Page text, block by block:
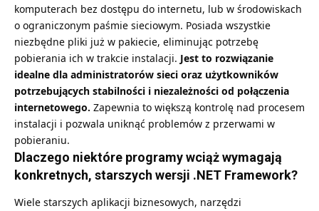
komputerach bez dostępu do internetu, lub w środowiskach
o ograniczonym paśmie sieciowym. Posiada wszystkie
niezbędne pliki już w pakiecie, eliminując potrzebę
pobierania ich w trakcie instalacji. Jest to rozwiązanie
idealne dla administratorów sieci oraz użytkowników
potrzebujących stabilności i niezależności od połączenia
internetowego. Zapewnia to większą kontrolę nad procesem
instalacji i pozwala uniknąć problemów z przerwami w
pobieraniu.
Dlaczego niektóre programy wciąż wymagają
konkretnych, starszych wersji .NET Framework?
Wiele starszych aplikacji biznesowych, narzędzi